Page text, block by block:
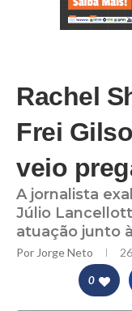
Rachel
Frei
veio
A jornalista
Júlio
atuação junto
PorJorge Neto
0